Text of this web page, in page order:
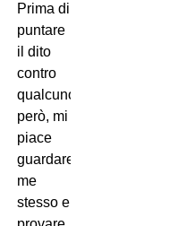
Prima di
puntare
il dito
contro
qualcuno,
però, mi
piace
guardare
me
stesso e